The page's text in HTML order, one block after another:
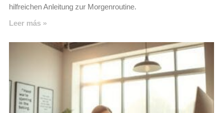
hilfreichen Anleitung zur Morgenroutine.
Leer más »